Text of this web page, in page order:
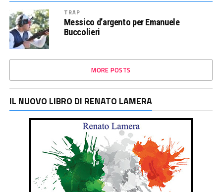
TRAP
Messico d’argento per Emanuele
Buccolieri
MORE POSTS
IL NUOVO LIBRO DI RENATO LAMERA